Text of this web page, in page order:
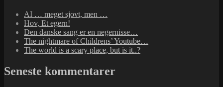
AI … meget sjovt, men …
Hov, Et egern!
Den danske sang er en negernisse…
The nightmare of Childrens’ Youtube…
The world is a scary place, but is it..?
Seneste kommentarer